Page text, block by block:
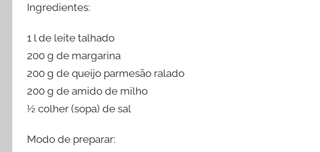
Ingredientes:
1 l de leite talhado
200 g de margarina
200 g de queijo parmesão ralado
200 g de amido de milho
½ colher (sopa) de sal
Modo de preparar: